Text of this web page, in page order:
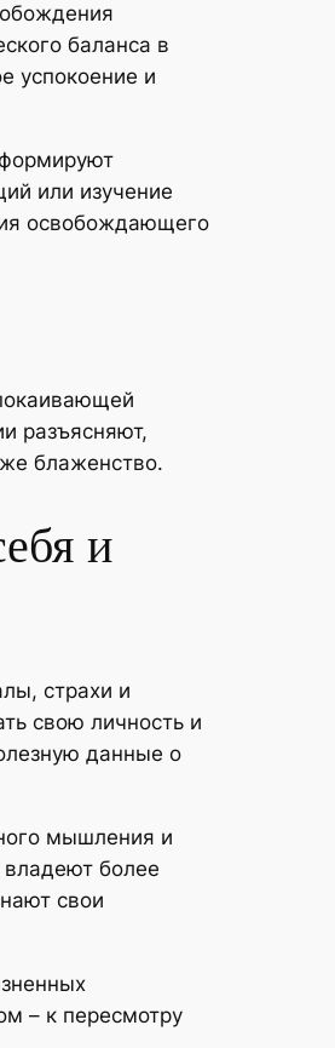
баланса в
успокоение и
или изучение
освобождающего
разъясняют,
блаженство.
и
страхи и
свою личность и
данные о
мышления и
более
свои
– к пересмотру